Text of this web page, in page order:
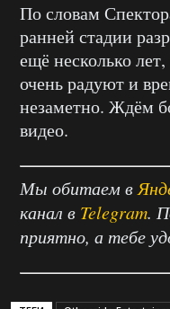
По словам
ранней стадии
ещё несколько
очень радуют и
незаметно. Ждём
видео.
Мы обитаем в
канал в Telegram.
приятно, а тебе